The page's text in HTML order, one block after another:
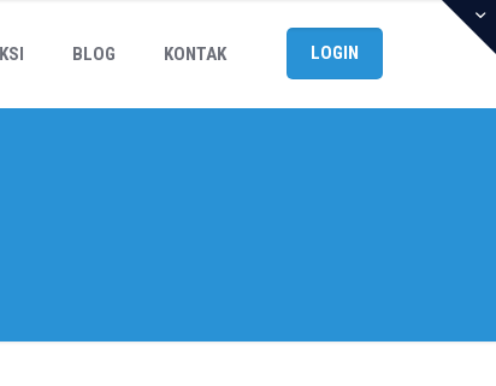
BLOG KONTAK LOGIN